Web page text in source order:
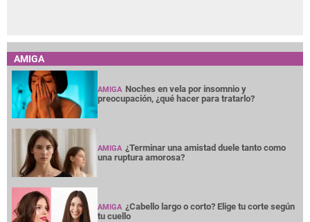
AMIGA
AMIGA Noches en vela por insomnio y
preocupación, ¿qué hacer para tratarlo?
AMIGA ¿Terminar una amistad duele tanto como
una ruptura amorosa?
AMIGA ¿Cabello largo o corto? Elige tu corte según
tu cuello